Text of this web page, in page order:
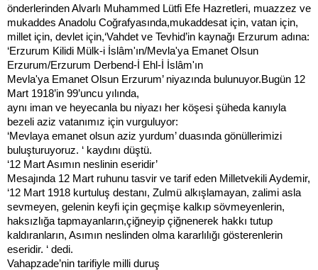
önderlerinden Alvarlı Muhammed Lütfi Efe Hazretleri, muazzez ve
mukaddes Anadolu Coğrafyasında,mukaddesat için, vatan için,
millet için, devlet için,‘Vahdet ve Tevhid’in kaynağı Erzurum adına:
‘Erzurum Kilidi Mülk-i İslâm'ın/Mevla'ya Emanet Olsun
Erzurum/Erzurum Derbend-İ Ehl-İ İslâm'ın
Mevla'ya Emanet Olsun Erzurum’ niyazında bulunuyor.Bugün 12
Mart 1918’in 99’uncu yılında,
aynı iman ve heyecanla bu niyazı her köşesi şüheda kanıyla
bezeli aziz vatanımız için vurguluyor:
‘Mevlaya emanet olsun aziz yurdum’ duasında gönüllerimizi
buluşturuyoruz. ‘ kaydını düştü.
‘12 Mart Asımın neslinin eseridir’
Mesajında 12 Mart ruhunu tasvir ve tarif eden Milletvekili Aydemir,
‘12 Mart 1918 kurtuluş destanı, Zulmü alkışlamayan, zalimi asla
sevmeyen, gelenin keyfi için geçmişe kalkıp sövmeyenlerin,
haksızlığa tapmayanların,çiğneyip çiğnenerek hakkı tutup
kaldıranların, Asımın neslinden olma kararlılığı gösterenlerin
eseridir. ‘ dedi.
Vahapzade’nin tarifiyle milli duruş